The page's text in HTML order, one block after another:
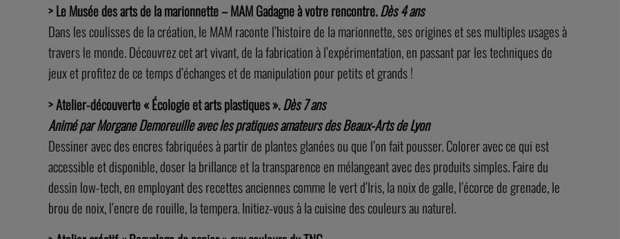
> Le Musée des arts de la marionnette – MAM Gadagne à votre rencontre.Dès 4 ans
Dans les coulisses de la création, le MAM raconte l’histoire de la marionnette, ses origines et ses multiples usages à
travers le monde. Découvrez cet art vivant, de la fabrication à l’expérimentation, en passant par les techniques de
jeux et profitez de ce temps d’échanges et de manipulation pour petits et grands !
> Atelier-découverte « Écologie et arts plastiques ».Dès 7 ans
Animé par Morgane Demoreuille avec les pratiques amateurs des Beaux-Arts de Lyon
Dessiner avec des encres fabriquées à partir de plantes glanées ou que l’on fait pousser. Colorer avec ce qui est
accessible et disponible, doser la brillance et la transparence en mélangeant avec des produits simples. Faire du
dessin low-tech, en employant des recettes anciennes comme le vert d’Iris, la noix de galle, l’écorce de grenade, le
brou de noix, l’encre de rouille, la tempera. Initiez-vous à la cuisine des couleurs au naturel.